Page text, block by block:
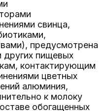
свинца,
предусмотрена
других пищевых
контактирующим
цветных
алюминия,
к молоку
обогащенных